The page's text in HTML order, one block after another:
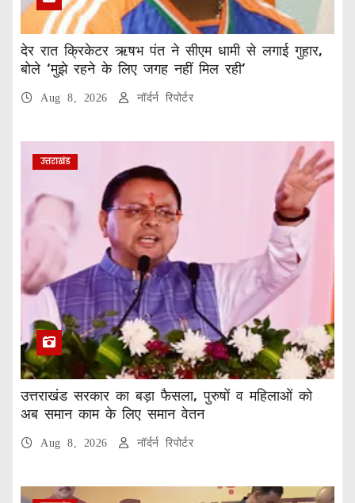
देर रात क्रिकेटर ऋषभ पंत ने सीएम धामी से लगाई गुहार,
बोले ‘मुझे रहने के लिए जगह नहीं मिल रही’
Aug 8, 2026 नॉर्दर्न रिपोर्टर
उत्तराखंड
उत्तराखंड सरकार का बड़ा फैसला, पुरुषों व महिलाओं को
अब समान काम के लिए समान वेतन
Aug 8, 2026 नॉर्दर्न रिपोर्टर